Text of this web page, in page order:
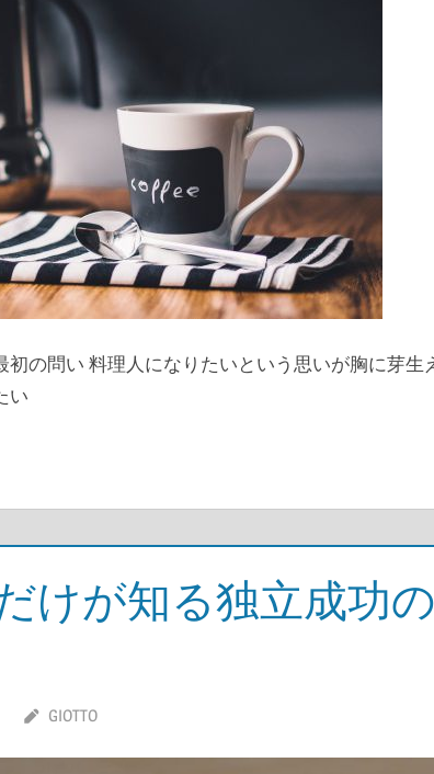
初の問い 料理人になりたいという思いが胸に芽生
い
けが知る独立成功
GIOTTO